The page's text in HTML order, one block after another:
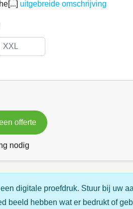
uitgebreide omschrijving
offerte
nodig
digitale proefdruk. Stuur bij uw
beeld hebben wat er bedrukt of